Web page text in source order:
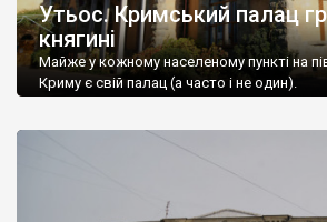
Утьос. Кримський палац
княгині
Майже у кожному населеному пункті на
Криму є свій палац (а часто і не один).